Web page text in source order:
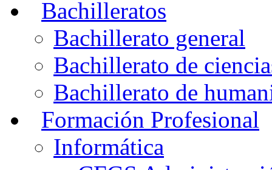
Bachilleratos
Bachillerato general
Bachillerato de
Bachillerato de
Formación Profesional
Informática